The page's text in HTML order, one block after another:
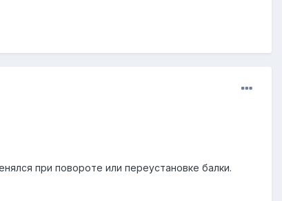
при повороте или переустановке балки.